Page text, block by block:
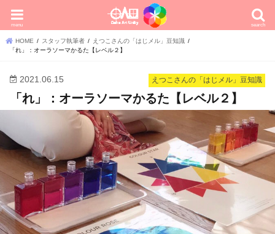
search
menu
HOME スタッフ執筆者
えつこさんの「はじメル」豆知識
「れ」：オーラソーマかるた【レベル２】
えつこさんの「はじメル」豆知識
2021.06.15
「れ」：オーラソーマかるた【レベル２】